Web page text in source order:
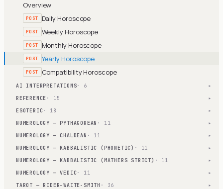
Overview
POST Daily Horoscope
POST Weekly Horoscope
POST Monthly Horoscope
POST Yearly Horoscope
POST Compatibility Horoscope
AI INTERPRETATIONS· 6 ▾
REFERENCE · 15 ▾
ESOTERIC· 18 ▾
NUMEROLOGY — PYTHAGOREAN · 11 ▾
NUMEROLOGY — CHALDEAN · 11 ▾
NUMEROLOGY — KABBALISTIC (PHONETIC) · 11 ▾
NUMEROLOGY — KABBALISTIC (MATHERS STRICT) · 11 ▾
NUMEROLOGY — VEDIC· 11 ▾
TAROT — RIDER-WAITE-SMITH · 36 ▾